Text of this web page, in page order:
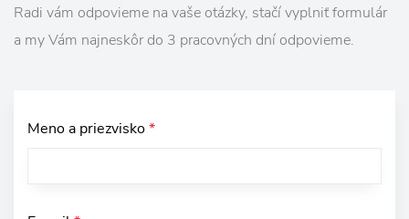
Radi vám odpovieme na vaše otázky, stačí vyplniť formulár
a my Vám najneskôr do 3 pracovných dní odpovieme.
Meno a priezvisko*